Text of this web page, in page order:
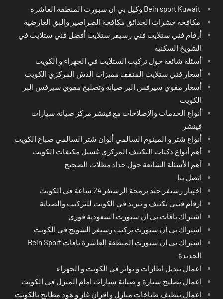
مكافحة حشرات الحدائق مكافحة الصراصير والبق العارضية
أرقام فني ستلايت فني رسيفر ستلايت أفضل فني ستلايت في
الشويخ السكنية
أسئلة شائعة حول تركيب الستلايت في الجهراء و الكويت
أسعار فني ستلايت المنقف مميزات الدش المركزي الكويت
أسعار مقوي سيرفس البر صيانة وتصليح مقوي سيرفس البر
الكويت
أنواع الخدمات والإصلاحات مع فينشر مركز صيانة سيارات
فينشر
أنواع شتر و المينوم السالمي ألوان شتر السالمي صباغ الكويت
أهم أنواع دكتات التكييف المركزي غسيل مكيفات الكويت
أهم الأسئلة الشائعة حول حداد مظلات الضجيج
اتصل بنا
اختِيار رسيفر جيد برمجة الرسيفر 24 ساعة في الكويت
ارقام فنيي تكييف و تبريد في الكويت للتركيب والصيانة
اشتراك باقات بي ان سبورت السعودية فوري
اشتراك بي أن سبورت تركيب رسيفر الشويخ في الكويت
اشتراك بي ان سبورت المنطقة العاشرة باقات Bein Sport
الجديدة
اعمال تبديل اطارات و تواير في الكويت و الجهراء
اعمال تصليح سيارة و صيانة سيارات امام المنزل في الكويت
اعمال تنظيف طباخات منازل و افران غاز و هود مطابخ بالكويت